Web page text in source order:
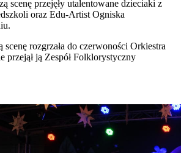
scenę przejęły utalentowane dzieciaki z
oraz Edu-Artist Ogniska
scenę rozgrzała do czerwoności Orkiestra
przejął ją Zespół Folklorystyczny